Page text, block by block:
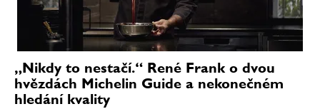
„Nikdy to nestačí.“ René Frank o dvou
hvězdách Michelin Guide a nekonečném
hledání kvality